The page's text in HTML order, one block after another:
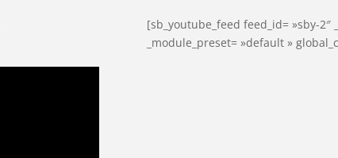
[sb_youtube_feed feed_id= »sby-2″
_module_preset= »default »